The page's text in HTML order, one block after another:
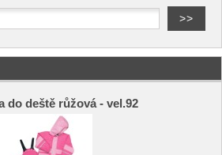
do deště růžová - vel.92